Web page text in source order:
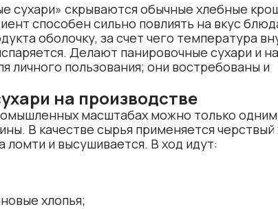
сухари» скрываются обычные хлебные
способен сильно повлиять на вкус
оболочку, за счет чего температура
Делают панировочные сухари и на
личного пользования; они востребованы и
на производстве
масштабах можно только одним
В качестве сырья применяется черствый
ломти и высушивается. В ход идут:
хлопья;